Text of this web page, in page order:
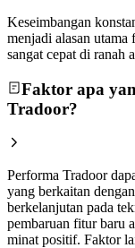
Keseimbangan
menjadi alasan utama
sangat cepat di ranah
Faktor apa
Tradoor?
Performa Tradoor
yang berkaitan
berkelanjutan pada
pembaruan fitur baru
minat positif. Faktor